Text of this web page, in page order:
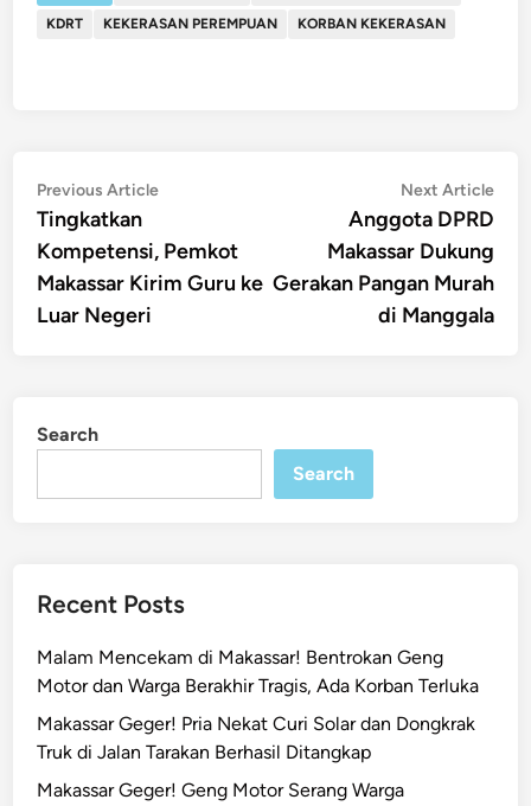
KDRT
KEKERASAN PEREMPUAN KORBAN KEKERASAN
Post
navigation
Previous ArticlePrevious
Tingkatkan
Kompetensi, Pemkot
Makassar Kirim Guru ke
Luar Negeri
Next Article
Anggota DPRD
Makassar Dukung
Gerakan Pangan Murah
di Manggala
Search
Search
Recent Posts
Malam Mencekam di Makassar! Bentrokan Geng
Motor dan Warga Berakhir Tragis, Ada Korban Terluka
Makassar Geger! Pria Nekat Curi Solar dan Dongkrak
Truk di Jalan Tarakan Berhasil Ditangkap
Makassar Geger! Geng Motor Serang Warga